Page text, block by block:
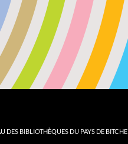
DES BIBLIOTHÈQUES DU PAYS DE BITCHE